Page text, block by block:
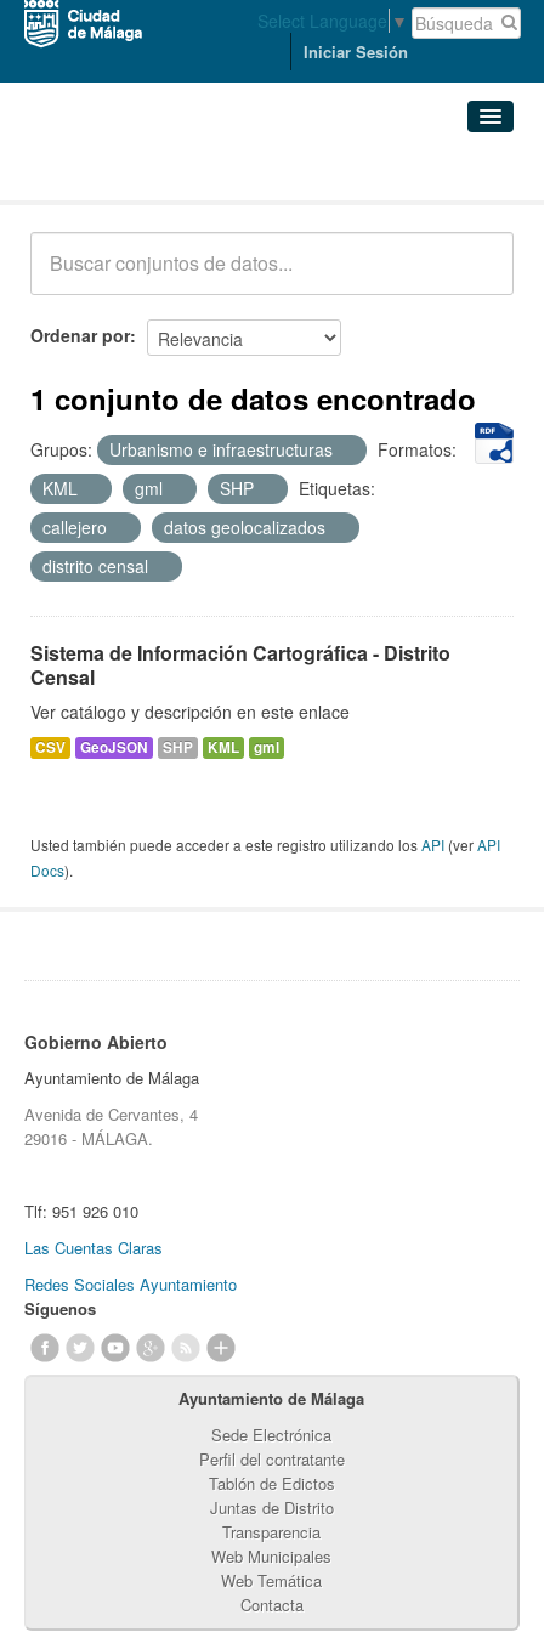
Select Language ▼
Iniciar Sesión
Acerca de
Ordenar por
1 conjunto de datos encontrado
Grupos: Urbanismo e infraestructuras
Formatos:
KML
gml SHP
Etiquetas:
callejero
datos geolocalizados
distrito censal
Sistema de Información Cartográfica - Distrito
Censal
Ver catálogo y descripción en este enlace
CSV GeoJSON SHP KML gml
Usted también puede acceder a este registro utilizando losAPI (verAPI
Docs).
Gobierno Abierto
Ayuntamiento de Málaga
Avenida de Cervantes, 4
29016 - MÁLAGA.
Tlf: 951 926 010
Las Cuentas Claras
Redes Sociales Ayuntamiento
Síguenos
Ayuntamiento de Málaga
Sede Electrónica
Perfil del contratante
Tablón de Edictos
Juntas de Distrito
Transparencia
Web Municipales
Web Temática
Contacta